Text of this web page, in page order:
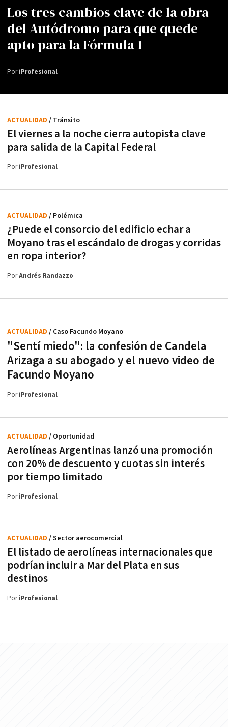
Los tres cambios clave de la obra
del Autódromo para que quede
apto para la Fórmula 1
PoriProfesional
El viernes a la noche cierra autopista clave
para salida de la Capital Federal
ACTUALIDAD / Tránsito
PoriProfesional
¿Puede el consorcio del edificio echar a
Moyano tras el escándalo de drogas y corridas
en ropa interior?
ACTUALIDAD / Polémica
PorAndrés Randazzo
"Sentí miedo": la confesión de Candela
Arizaga a su abogado y el nuevo video de
Facundo Moyano
ACTUALIDAD / Caso Facundo Moyano
PoriProfesional
Aerolíneas Argentinas lanzó una promoción
con 20% de descuento y cuotas sin interés
por tiempo limitado
ACTUALIDAD / Oportunidad
PoriProfesional
El listado de aerolíneas internacionales que
podrían incluir a Mar del Plata en sus
destinos
ACTUALIDAD / Sector aerocomercial
PoriProfesional